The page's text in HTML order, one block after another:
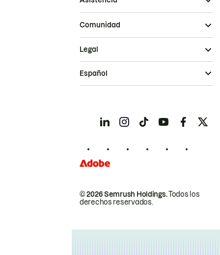
Comunidad
© 2026 Semrush Holdings.Todos los
derechos reservados.
Legal
Español